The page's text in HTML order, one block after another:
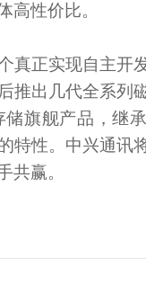
高性价比。
真正实现自主开
推出几代全系列
旗舰产品，继
特性。中兴通讯
共赢。